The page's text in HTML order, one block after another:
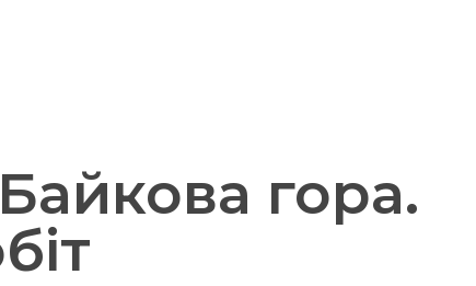
гора.